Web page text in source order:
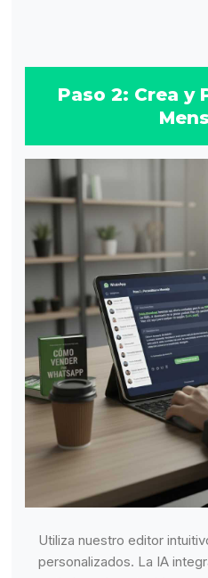
Paso 2: Crea y
Utiliza nuestro editor
personalizados. La IA